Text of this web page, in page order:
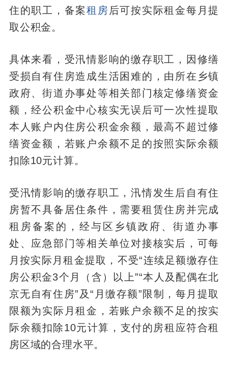
住的职工，备案租房 后可按实际租金每月提
取公积金。
具体来看，受汛情影响的缴存职工，因修缮
受损自有住房造成生活困难的，由所在乡镇
政府、街道办事处等相关部门核定修缮资金
额，经公积金中心核实无误后可一次性提取
本人账户内住房公积金余额，最高不超过修
缮资金额，若账户余额不足的按照实际余额
扣除10元计算。
受汛情影响的缴存职工，汛情发生后自有住
房暂不具备居住条件，需要租赁住房并完成
租房备案的，经与区乡镇政府、街道办事
处、应急部门等相关单位对接核实后，可每
月按实际月租金提取，不受“连续足额缴存住
房公积金3个月（含）以上”“本人及配偶在北
京无自有住房”及“月缴存额”限制，每月提取
限额为实际月租金，若账户余额不足的按实
际余额扣除10元计算，支付的房租应符合租
房区域的合理水平。